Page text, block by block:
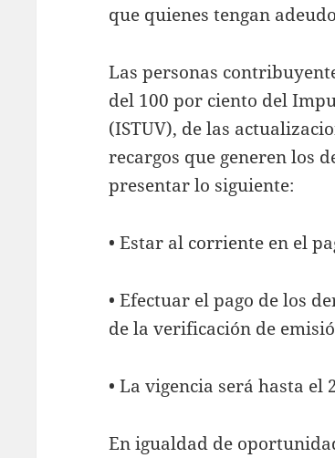
que quienes tengan
Las personas
del 100 por ciento del
(ISTUV), de las
recargos que generen los
presentar lo siguiente:
• Estar al corriente en el
• Efectuar el pago de los
de la verificación de
• La vigencia será hasta el
En igualdad de